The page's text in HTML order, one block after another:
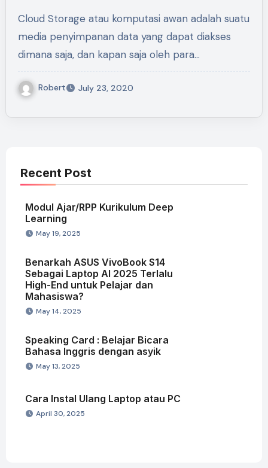
Cloud Storage atau komputasi awan adalah suatu
media penyimpanan data yang dapat diakses
dimana saja, dan kapan saja oleh para…
Robert July 23, 2020
Recent Post
Modul Ajar/RPP Kurikulum Deep
Learning
May 19, 2025
Benarkah ASUS VivoBook S14
Sebagai Laptop AI 2025 Terlalu
High-End untuk Pelajar dan
Mahasiswa?
May 14, 2025
Speaking Card : Belajar Bicara
Bahasa Inggris dengan asyik
May 13, 2025
Cara Instal Ulang Laptop atau PC
April 30, 2025